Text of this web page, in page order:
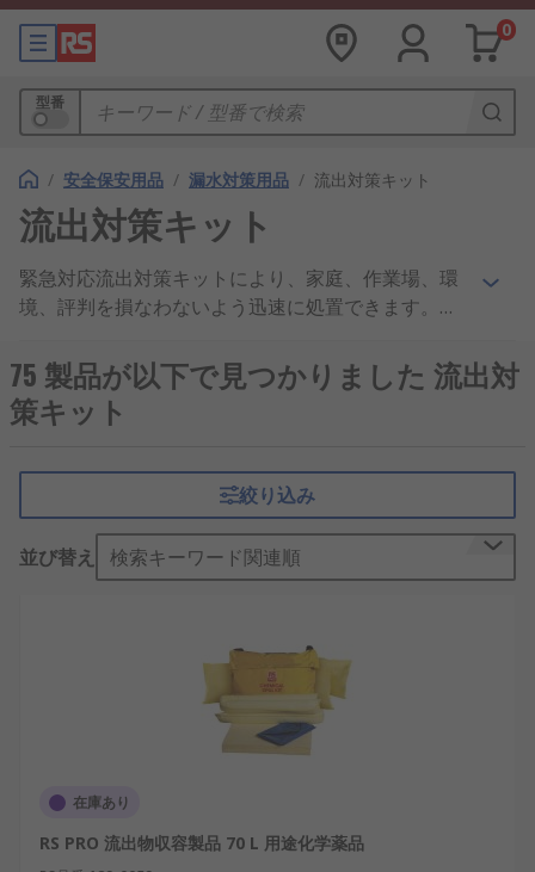
0
型番
/ 安全保安用品 / 漏水対策用品 / 流出対策キット
流出対策キット
緊急対応流出対策キットにより、家庭、作業場、環
境、評判を損なわないよう迅速に処置できます。こ
しにくい漏出まで、いくつかの用途タイプの流出対
策キットを用意しています。不可欠な保護機器と、
浄水、下水、化学薬品、オイル、その他の危険物質
75 製品が以下で見つかりました 流出対
策キット
絞り込み
並び替え 検索キーワード関連順
在庫あり
RS PRO 流出物収容製品 70 L 用途化学薬品